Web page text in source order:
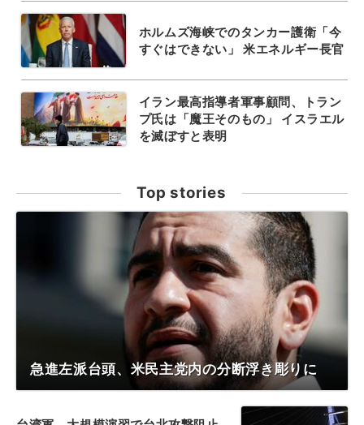
ホルムズ海峡でのタンカー護衛「今
すぐはできない」 米エネルギー長官
イラン最高指導者軍事顧問、トラン
プ氏は「魔王そのもの」 イスラエル
を滅ぼすと表明
Top stories
急進左派台頭、米民主党内の分断浮き彫りに